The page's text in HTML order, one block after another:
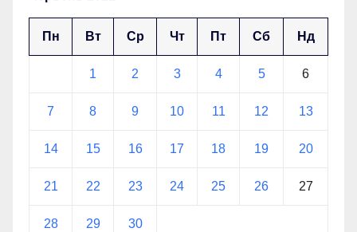
Пн Вт Ср Чт Пт Сб Нд
1 2 3 4 5 6
7 8 9 10 11 12 13
14 15 16 17 18 19 20
21 22 23 24 25 26 27
28 29 30